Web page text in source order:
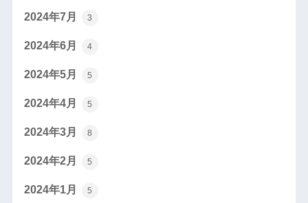
2024年7月 3
2024年6月 4
2024年5月 5
2024年4月 5
2024年3月 8
2024年2月 5
2024年1月 5